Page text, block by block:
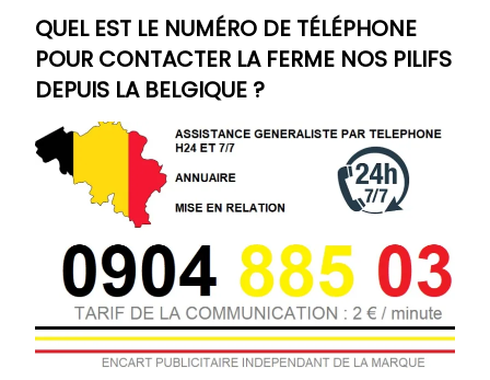
QUEL EST LE NUMÉRO DE TÉLÉPHONE
POUR CONTACTER LA FERME NOS PILIFS
DEPUIS LA BELGIQUE ?